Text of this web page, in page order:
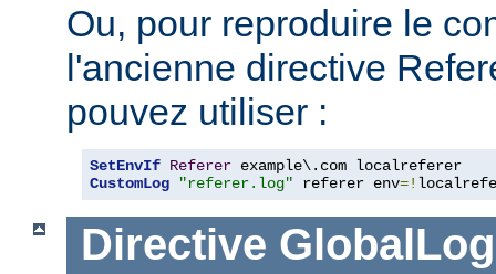
Ou, pour reproduire le
l'ancienne directive
pouvez utiliser :
SetEnvIf Referer
CustomLog
"referer.log" referer env=!
Directive GlobalLog